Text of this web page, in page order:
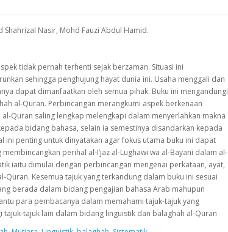
Shahrizal Nasir, Mohd Fauzi Abdul Hamid.
tidak pernah terhenti sejak berzaman. Situasi ini
sehingga penghujung hayat dunia ini. Usaha menggali dan
dapat dimanfaatkan oleh semua pihak. Buku ini mengandungi
al-Quran. Perbincangan merangkumi aspek berkenaan
Quran saling lengkap melengkapi dalam menyerlahkan makna
bidang bahasa, selain ia semestinya disandarkan kepada
penting untuk dinyatakan agar fokus utama buku ini dapat
perihal al-I’jaz al-Lughawi wa al-Bayani dalam al-
iaitu dimulai dengan perbincangan mengenai perkataan, ayat,
Kesemua tajuk yang terkandung dalam buku ini sesuai
berada dalam bidang pengajian bahasa Arab mahupun
para pembacanya dalam memahami tajuk-tajuk yang
tajuk lain dalam bidang linguistik dan balaghah al-Quran